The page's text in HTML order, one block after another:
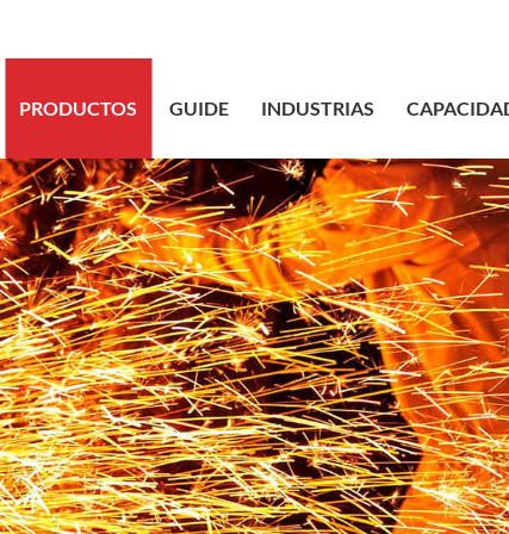
PRODUCTOS GUIDE INDUSTRIAS